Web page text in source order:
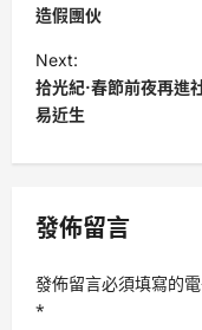
s
t
n
a
v
g
a
t
造假團伙
Next:
拾光紀·春節前夜再進
易近生
發佈留言
發佈留言必須填寫的
*